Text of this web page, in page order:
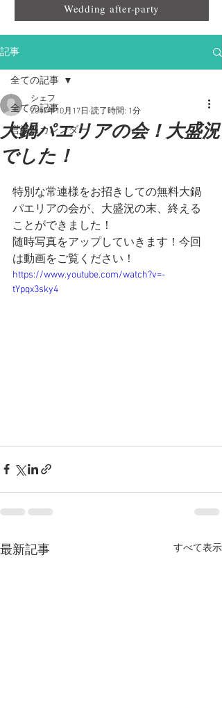
Wedding after-party
記事
全ての記事
営業日カレンダー
全ての記事
大鍋パエリアの会！大盛況
でした！
シェフ
2017年10月17日 読了時間: 1分
特別な常連様をお招きしての無料大鍋
パエリアの会が、大盛況の末、終える
ことができました！
随時写真をアップしていきます！今回
は動画をご覧ください！
https://www.youtube.com/watch?v=-
tYpqx3sky4
最新記事 すべて表示